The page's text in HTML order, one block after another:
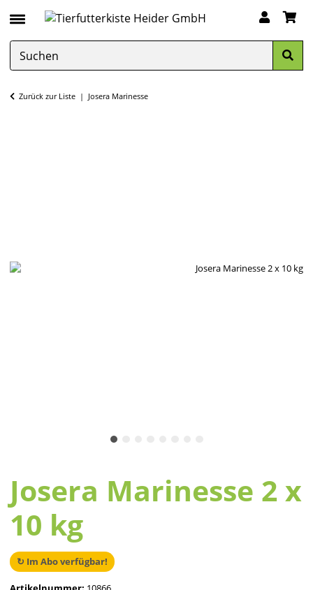
Zurück zur Liste Josera Marinesse
Josera Marinesse 2 x
10 kg
↻ Im Abo verfügbar!